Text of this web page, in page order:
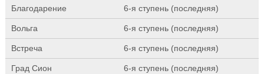
Благодарение 6-я ступень (последняя)
Вольга 6-я ступень (последняя)
Встреча 6-я ступень (последняя)
Град Сион 6-я ступень (последняя)